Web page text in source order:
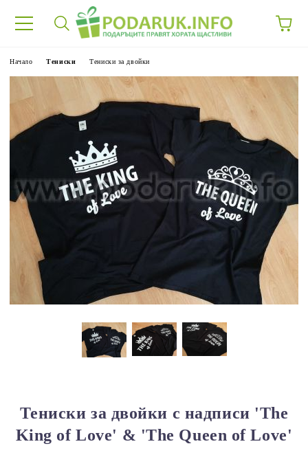
Начало Тениски Тениски за двойки
Тениски за двойки с надписи 'The
King of Love' & 'The Queen of Love'